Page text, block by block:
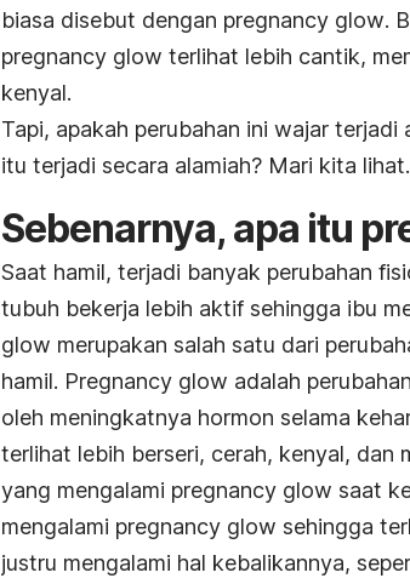
biasa disebut dengan pregnancy glow.
pregnancy glow terlihat lebih cantik,
kenyal.
Tapi, apakah perubahan ini wajar terjadi
itu terjadi secara alamiah? Mari kita
Sebenarnya, apa itu p
Saat hamil, terjadi banyak perubahan
tubuh bekerja lebih aktif sehingga ibu
glow merupakan salah satu dari
hamil. Pregnancy glow adalah
oleh meningkatnya hormon selama
terlihat lebih berseri, cerah, kenyal, dan
yang mengalami pregnancy glow saat
mengalami pregnancy glow sehingga
justru mengalami hal kebalikannya,